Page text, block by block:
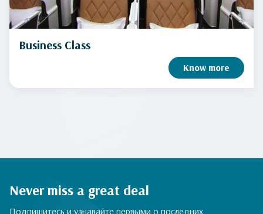
Business Class
Know more
Never miss a great deal
Подпишитесь и узнавайте первыми о последних